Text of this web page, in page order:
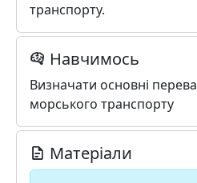
транспорту.
Навчимось
Визначати основні
морського транспорту
Матеріали